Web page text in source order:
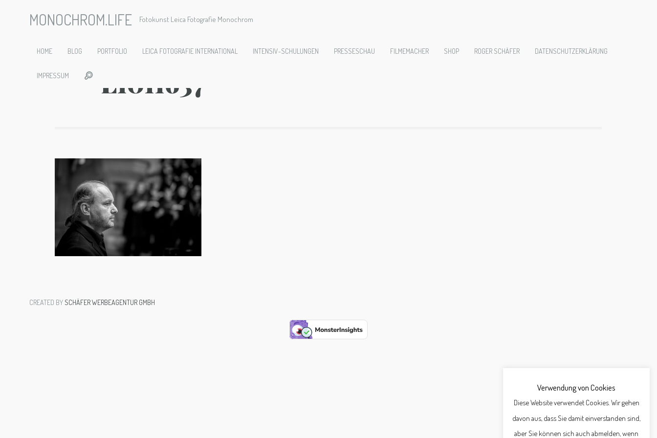
MONOCHROM.LIFE Fotokunst Leica Fotografie Monochrom
HOME BLOG PORTFOLIO LEICA FOTOGRAFIE INTERNATIONAL INTENSIV-SCHULUNGEN PRESSESCHAU FILMEMACHER SHOP ROGER SCHÄFER DATENSCHUTZERKLÄRUNG
IMPRESSUM
2019-11-23-PetiteMesseSolenelle-
L1011637
CREATED BY SCHÄFER WERBEAGENTUR GMBH
Verwendung von Cookies
Diese Website verwendet Cookies. Wir gehen
davon aus, dass Sie damit einverstanden sind,
aber Sie können sich auch abmelden, wenn